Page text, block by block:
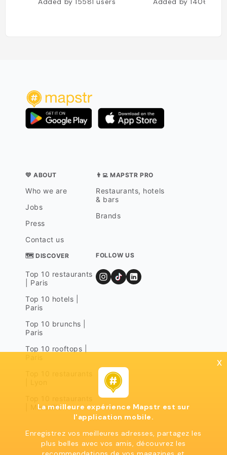
💛 ABOUT
Who we are
Jobs
Press
Contact us
👨‍💻 MAPSTR PRO
Restaurants, hotels
& bars
Brands
🗺 DISCOVER
Top 10 restaurants
| Paris
Top 10 hotels |
Paris
Top 10 brunchs |
Paris
Top 10 rooftops |
| Marseille
FOLLOW US
x
La meilleure expérience Mapstr est sur
l'application mobile.
Enregistrez vos meilleures adresses, partagez les
plus belles avec vos amis, découvrez les